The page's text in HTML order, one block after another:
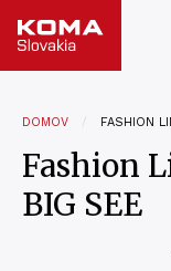
DOMOV FASHION
Fashion
BIG SEE